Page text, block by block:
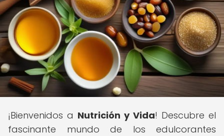
¡Bienvenidos a Nutrición y Vida! Descubre el
fascinante mundo de los edulcorantes